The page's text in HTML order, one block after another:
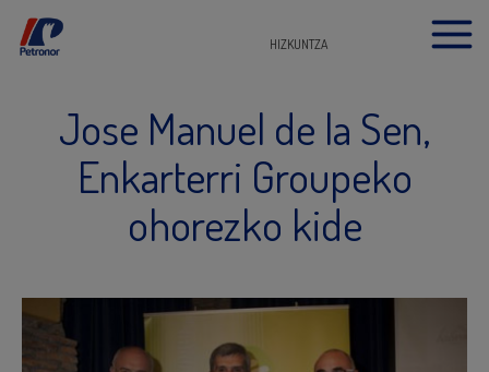
HIZKUNTZA
Jose Manuel de la Sen,
Enkarterri Groupeko
ohorezko kide